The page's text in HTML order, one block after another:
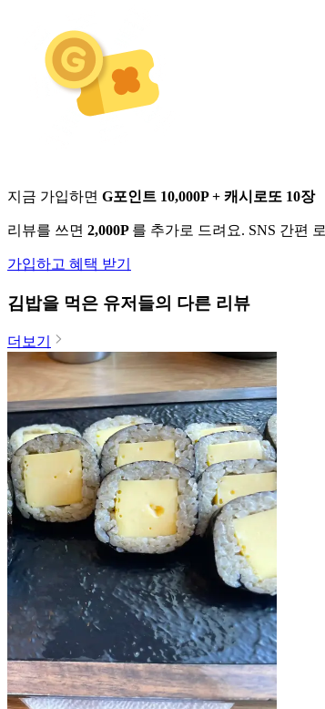
지금 가입하면 G포인트 10,000P + 캐시로또 10장
리뷰를 쓰면 2,000P 를 추가로 드려요. SNS 간편
가입하고 혜택 받기
김밥을 먹은 유저들의 다른 리뷰
더보기